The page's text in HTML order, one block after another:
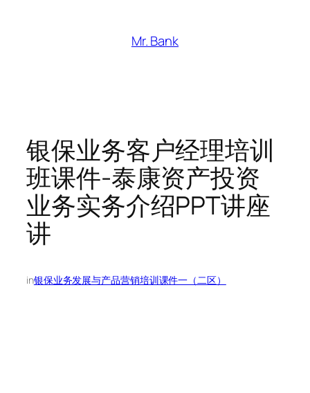
Mr. Bank
银保业务客户经理培训
班课件-泰康资产投资
业务实务介绍PPT讲座
讲
in银保业务发展与产品营销培训课件一（二区）